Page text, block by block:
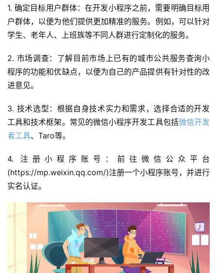
1. 确定目标用户群体：在开发小程序之前，需要明确目标用
户群体，以便为他们提供更加精准的服务。例如，可以针对
学生、老年人、上班族等不同人群进行定制化的服务。
2. 市场调查：了解目前市场上已有的城市公共服务查询小
程序的功能和优缺点，以便为自己的产品提供有针对性的改
进意见。
3. 技术选型：根据自身技术实力和需求，选择合适的开发
工具和技术框架。常见的微信小程序开发工具包括微信开发
者工具、Taro等。
4. 注册小程序账号：前往微信公众平台
(https://mp.weixin.qq.com/)注册一个小程序账号，并进行
实名认证。